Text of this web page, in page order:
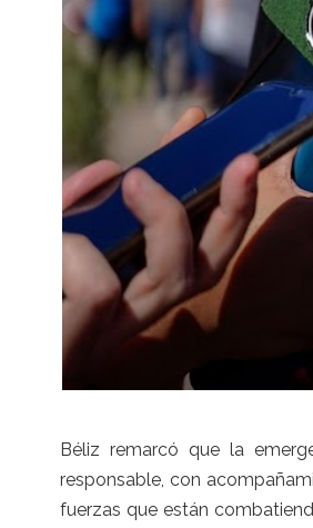
Béliz remarcó que la
responsable, con
fuerzas que están